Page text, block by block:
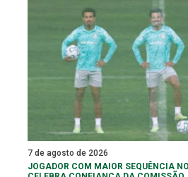
7 de agosto de 2026
JOGADOR COM MAIOR SEQUÊNCIA